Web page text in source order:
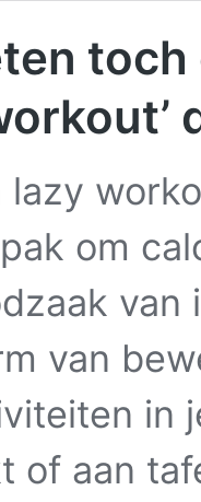
lazy
om
van
van
in
of aan